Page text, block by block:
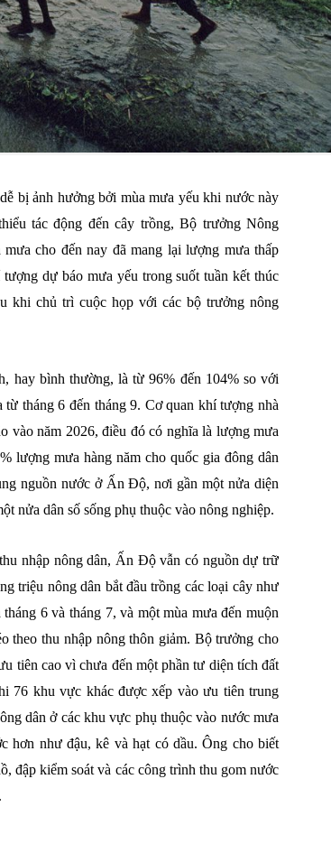
bị ảnh hưởng bởi mùa mưa yếu khi nước này
tác động đến cây trồng, Bộ trưởng Nông
cho đến nay đã mang lại lượng mưa thấp
dự báo mưa yếu trong suốt tuần kết thúc
khi chủ trì cuộc họp với các bộ trưởng nông
hay bình thường, là từ 96% đến 104% so với
tháng 6 đến tháng 9. Cơ quan khí tượng nhà
vào năm 2026, điều đó có nghĩa là lượng mưa
lượng mưa hàng năm cho quốc gia đông dân
nguồn nước ở Ấn Độ, nơi gần một nửa diện
nửa dân số sống phụ thuộc vào nông nghiệp.
nhập nông dân, Ấn Độ vẫn có nguồn dự trữ
triệu nông dân bắt đầu trồng các loại cây như
6 và tháng 7, và một mùa mưa đến muộn
theo thu nhập nông thôn giảm. Bộ trưởng cho
tiên cao vì chưa đến một phần tư diện tích đất
76 khu vực khác được xếp vào ưu tiên trung
dân ở các khu vực phụ thuộc vào nước mưa
hơn như đậu, kê và hạt có dầu. Ông cho biết
đập kiểm soát và các công trình thu gom nước